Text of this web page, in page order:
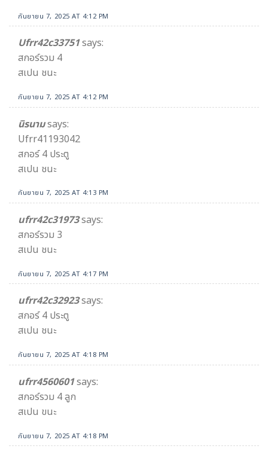
กันยายน 7, 2025 AT 4:12 PM
Ufrr42c33751says:
สกอร์รวม 4
สเปน ชนะ
กันยายน 7, 2025 AT 4:12 PM
นิรนามsays:
Ufrr41193042
สกอร์ 4 ประตู
สเปน ชนะ
กันยายน 7, 2025 AT 4:13 PM
ufrr42c31973says:
สกอร์รวม 3
สเปน ชนะ
กันยายน 7, 2025 AT 4:17 PM
ufrr42c32923says:
สกอร์ 4 ประตู
สเปน ชนะ
กันยายน 7, 2025 AT 4:18 PM
ufrr4560601says:
สกอร์รวม 4 ลูก
สเปน ขนะ
กันยายน 7, 2025 AT 4:18 PM